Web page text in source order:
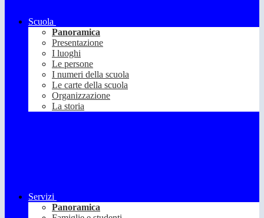
Scuola
Panoramica
Presentazione
I luoghi
Le persone
I numeri della scuola
Le carte della scuola
Organizzazione
La storia
Servizi
Panoramica